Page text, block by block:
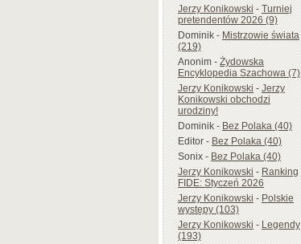
Jerzy Konikowski-Turniej
pretendentów 2026 (9)
Dominik-Mistrzowie świata
(219)
Anonim-Żydowska
Encyklopedia Szachowa (7)
Jerzy Konikowski-Jerzy
Konikowski obchodzi
urodziny!
Dominik-Bez Polaka (40)
Editor-Bez Polaka (40)
Sonix-Bez Polaka (40)
Jerzy Konikowski-Ranking
FIDE: Styczeń 2026
Jerzy Konikowski-Polskie
występy (103)
Jerzy Konikowski-Legendy
(193)